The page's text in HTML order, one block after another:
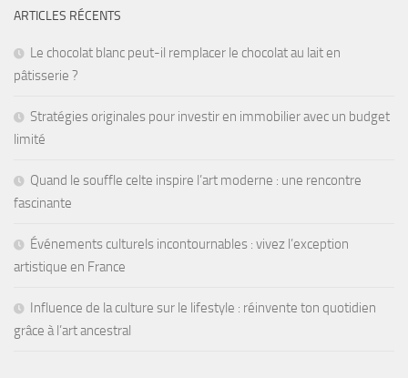
ARTICLES RÉCENTS
Le chocolat blanc peut-il remplacer le chocolat au lait en
pâtisserie ?
Stratégies originales pour investir en immobilier avec un budget
limité
Quand le souffle celte inspire l’art moderne : une rencontre
fascinante
Événements culturels incontournables : vivez l’exception
artistique en France
Influence de la culture sur le lifestyle : réinvente ton quotidien
grâce à l’art ancestral